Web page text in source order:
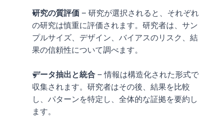
研究の質評価 – 研究が選択されると、それぞれ
の研究は慎重に評価されます。研究者は、サン
プルサイズ、デザイン、バイアスのリスク、結
果の信頼性について調べます。
データ抽出と統合 – 情報は構造化された形式で
収集されます。研究者はその後、結果を比較
し、パターンを特定し、全体的な証拠を要約し
ます。